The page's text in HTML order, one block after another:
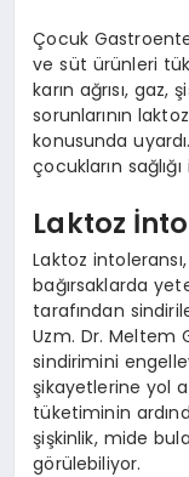
Çocuk
ve süt ürünleri
karın ağrısı,
sorunlarının
konusunda
çocukların
Laktoz
Laktoz
bağırsaklarda
tarafından
Uzm. Dr. Meltem
sindirimini
şikayetlerine yol
tüketiminin
şişkinlik, mide
görülebiliyor.